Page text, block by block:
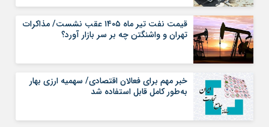
قیمت نفت تیر ماه ۱۴۰۵ عقب نشست/ مذاکرات
تهران و واشنگتن چه بر سر بازار آورد؟
خبر مهم برای فعالان اقتصادی/ سهمیه ارزی بهار
به‌طور کامل قابل استفاده شد